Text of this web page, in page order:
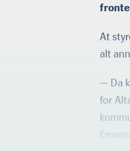
At
alt
— Da
for